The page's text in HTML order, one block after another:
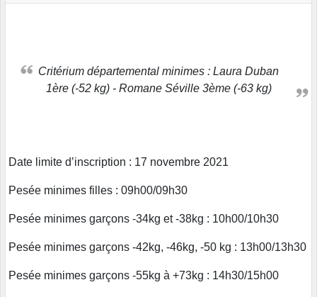
Critérium départemental minimes : Laura Duban
1ère (-52 kg) - Romane Séville 3ème (-63 kg)
Date limite d’inscription : 17 novembre 2021
Pesée minimes filles : 09h00/09h30
Pesée minimes garçons -34kg et -38kg : 10h00/10h30
Pesée minimes garçons -42kg, -46kg, -50 kg : 13h00/13h30
Pesée minimes garçons -55kg à +73kg : 14h30/15h00